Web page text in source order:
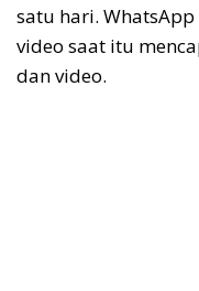
satu hari.
video saat itu
dan video.